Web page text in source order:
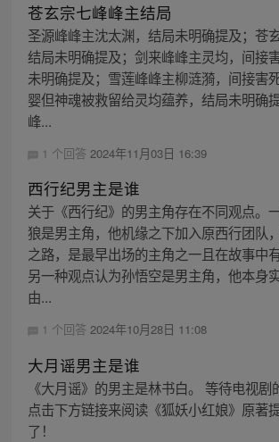
苍玄宗七峰峰主结局
圣源峰峰主沈太渊，结局未明确提及；苍
结局未明确提及；剑来峰峰主灵均，间接
未明确提及；雪莲峰峰主柳涟漪，间接害
婴但神魂被救留给灵均蕴养，结局未明确
峰...
1 个回答 2024年11月03日 16:39
西行纪男主是谁
关于《西行纪》的男主角存在不同观点。
狼是男主角，他机缘之下加入原西行团队
之路，是最早出场的主角之一且在故事中
另一种观点认为孙悟空是男主角，他本身
由...
1 个回答 2024年10月28日 11:08
大月谣男主是谁
《大月谣》的男主是林书白。 等待电视剧
点击下方链接来阅读《狐妖小红娘》原著
了！